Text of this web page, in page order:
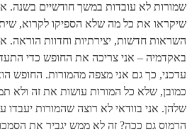
שמורות לא עובדות במשך חודשיים בשנה.
שיקראו את כל מה שלא הספיקו לקרוא,
השראות חדשות, יצירתיות וחדוות
באקדמיה – אני צריכה את החופש כדי
עדכני, כך גם אני מצפה מהמורות. החופש
כמובן, שלא כל המורות עושות את זה ולא
הרמוס גם ככה? זה לא ממש יגביר את